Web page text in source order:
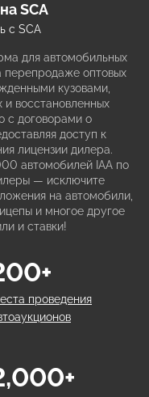
SCA
с SCA
для автомобильных
перепродаже оптовых
кузовами,
восстановленных
с договорами о
доступ к
лицензии дилера.
автомобилей IAA по
— исключите
на автомобили,
и многое другое
и ставки!
проведения